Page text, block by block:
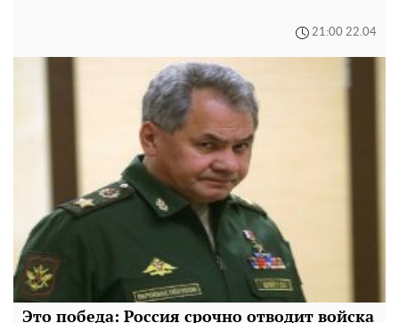
21:00 22.04
Это победа: Россия срочно отводит войска